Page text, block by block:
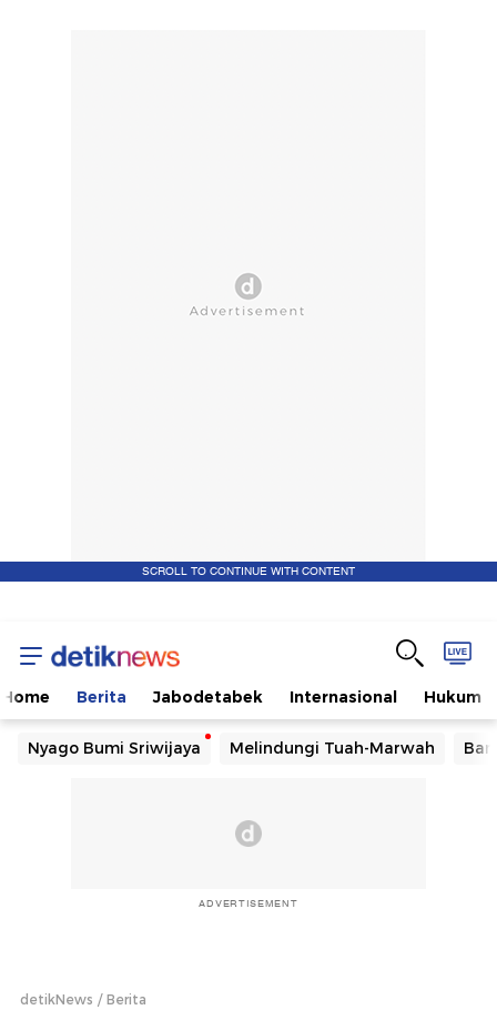
SCROLL TO CONTINUE WITH CONTENT
Home Berita Jabodetabek Internasional Hukum
Nyago Bumi Sriwijaya Melindungi Tuah-Marwah
ADVERTISEMENT
detikNews Berita